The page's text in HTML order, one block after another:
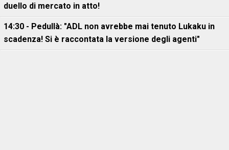
duello di mercato in atto!
14:30 - Pedullà: "ADL non avrebbe mai tenuto Lukaku in
scadenza! Si è raccontata la versione degli agenti"